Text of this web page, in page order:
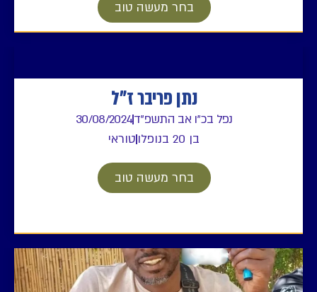
בחר מעשה טוב
נתן פריבר ז"ל
נפל בכ"ו אב התשפ"ד30/08/2024
בן 20 בנופלו
טוראי
בחר מעשה טוב